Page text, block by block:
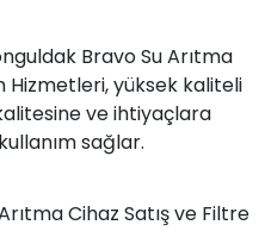
Bravo Su Arıtma
Hizmetleri, yüksek kaliteli
ve ihtiyaçlara
sağlar.
Cihaz Satış ve Filtre